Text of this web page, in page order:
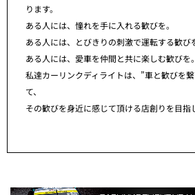
ります。
ある人には、憧れを手に入れる歓びを。
ある人には、とびきりの刺激で運転する歓び
ある人には、愛車を仲間と共に楽しむ歓びを。
私達カーリンクディライトは、”車と歓びを
て、
その歓びを身近に感じて頂ける店創りを目指